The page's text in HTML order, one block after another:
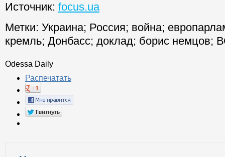
Источник: focus.ua
Метки: Украина; Россия; война;
кремль; Донбасс; доклад; борис немцов;
Odessa Daily
Распечатать